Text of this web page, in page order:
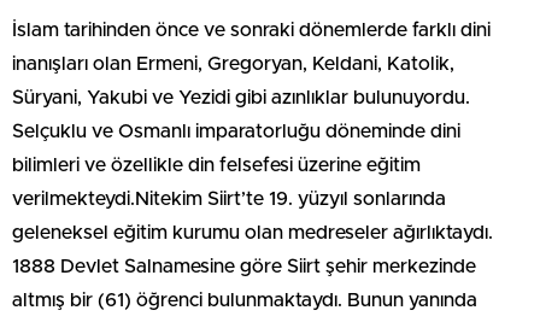
İslam tarihinden önce ve sonraki dönemlerde farklı dini
inanışları olan Ermeni, Gregoryan, Keldani, Katolik,
Süryani, Yakubi ve Yezidi gibi azınlıklar bulunuyordu.
Selçuklu ve Osmanlı imparatorluğu döneminde dini
bilimleri ve özellikle din felsefesi üzerine eğitim
verilmekteydi.Nitekim Siirt’te 19. yüzyıl sonlarında
geleneksel eğitim kurumu olan medreseler ağırlıktaydı.
1888 Devlet Salnamesine göre Siirt şehir merkezinde
altmış bir (61) öğrenci bulunmaktaydı. Bunun yanında